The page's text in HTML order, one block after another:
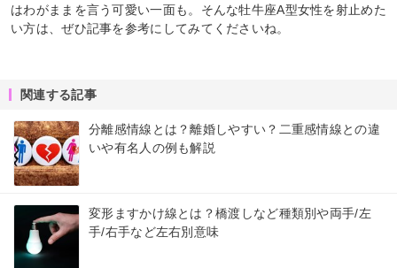
はわがままを言う可愛い一面も。そんな牡牛座A型女性を射止めた
い方は、ぜひ記事を参考にしてみてくださいね。
関連する記事
分離感情線とは？離婚しやすい？二重感情線との違
いや有名人の例も解説
変形ますかけ線とは？橋渡しなど種類別や両手/左
手/右手など左右別意味